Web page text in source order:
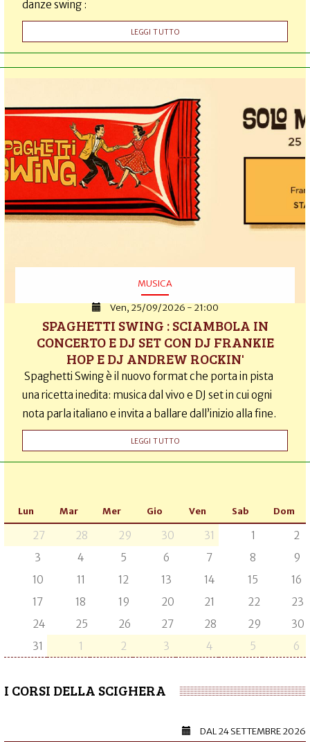
danze swing :
LEGGI TUTTO
MUSICA
Ven, 25/09/2026 - 21:00
SPAGHETTI SWING : SCIAMBOLA IN
CONCERTO E DJ SET CON DJ FRANKIE
HOP E DJ ANDREW ROCKIN'
Spaghetti Swing è il nuovo format che porta in pista
una ricetta inedita: musica dal vivo e DJ set in cui ogni
nota parla italiano e invita a ballare dall’inizio alla fine.
LEGGI TUTTO
Lun Mar Mer Gio Ven Sab Dom
27 28 29 30 31 1
2
3
4 5 6 7 8
9
10
11 12 13 14 15
16
17
18 19 20 21 22
23
24
25 26 27 28 29
30
31
1 2 3 4 5 6
I CORSI DELLA SCIGHERA
DAL24 SETTEMBRE 2026